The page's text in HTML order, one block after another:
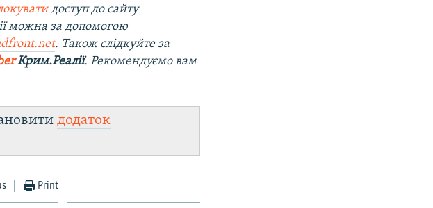
доступ до сайту
можна за допомогою
. Також слідкуйте за
Крим.Реалії. Рекомендуємо вам
додаток
Print